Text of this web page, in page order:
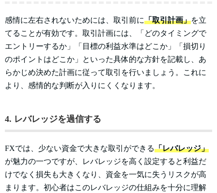
感情に左右されないためには、取引前に「取引計画」を立
てることが有効です。取引計画には、「どのタイミングで
エントリーするか」「目標の利益水準はどこか」「損切り
のポイントはどこか」といった具体的な方針を記載し、あ
らかじめ決めた計画に従って取引を行いましょう。これに
より、感情的な判断が入りにくくなります。
4. レバレッジを過信する
FXでは、少ない資金で大きな取引ができる「レバレッジ」
が魅力の一つですが、レバレッジを高く設定すると利益だ
けでなく損失も大きくなり、資金を一気に失うリスクが高
まります。初心者はこのレバレッジの仕組みを十分に理解